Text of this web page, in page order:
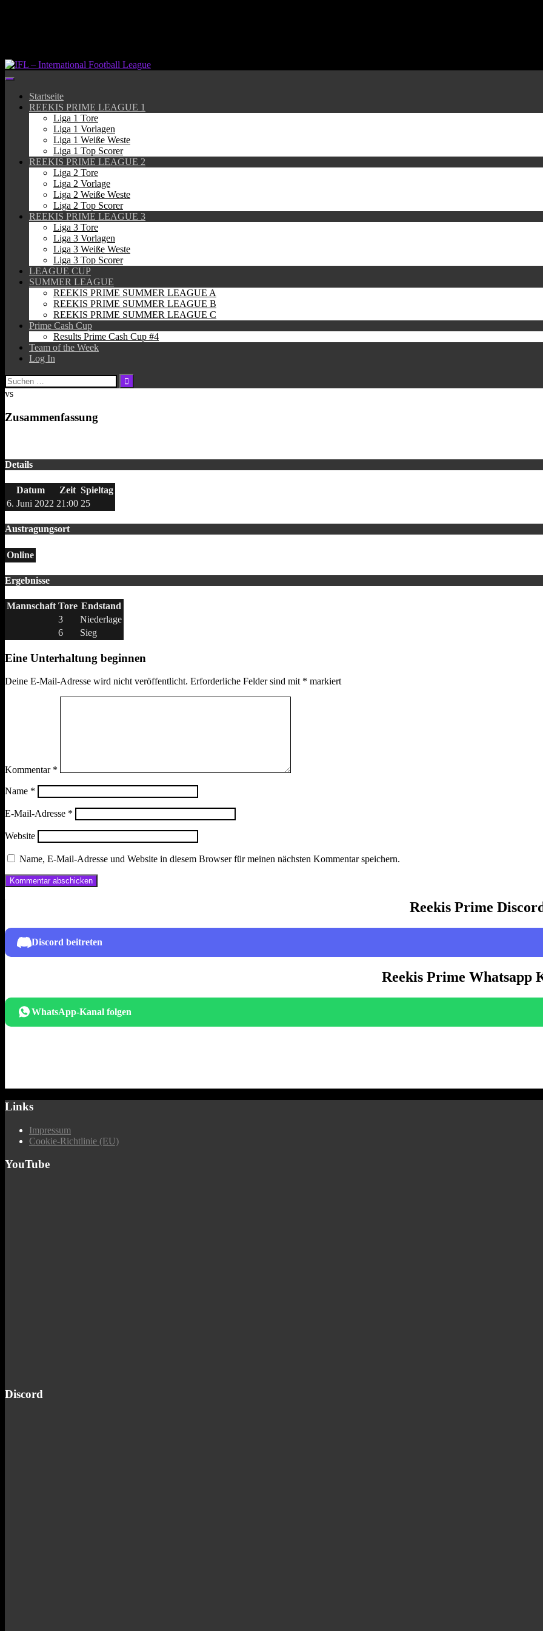
Startseite
REEKIS PRIME LEAGUE 1
Liga 1 Tore
Liga 1 Vorlagen
Liga 1 Weiße Weste
Liga 1 Top Scorer
REEKIS PRIME LEAGUE 2
Liga 2 Tore
Liga 2 Vorlage
Liga 2 Weiße Weste
Liga 2 Top Scorer
REEKIS PRIME LEAGUE 3
Liga 3 Tore
Liga 3 Vorlagen
Liga 3 Weiße Weste
Liga 3 Top Scorer
LEAGUE CUP
SUMMER LEAGUE
REEKIS PRIME SUMMER LEAGUE A
REEKIS PRIME SUMMER LEAGUE B
REEKIS PRIME SUMMER LEAGUE C
Prime Cash Cup
Results Prime Cash Cup #4
Team of the Week
Log In
Suchen
nach:
vs
Zusammenfassung
Details
Datum Zeit Spieltag
6. Juni 2022 21:00 25
Austragungsort
Online
Ergebnisse
Mannschaft Tore Endstand
3
Niederlage
6
Sieg
Eine Unterhaltung beginnen
Deine E-Mail-Adresse wird nicht veröffentlicht. Erforderliche Felder sind mit * markiert
Kommentar *
Name *
E-Mail-Adresse *
Website
Name, E-Mail-Adresse und Website in diesem Browser für meinen nächsten Kommentar speichern.
Reekis Prime
Discord beitreten
Reekis Prime Whatsapp
WhatsApp-Kanal folgen
Links
Impressum
Cookie-Richtlinie (EU)
YouTube
Discord